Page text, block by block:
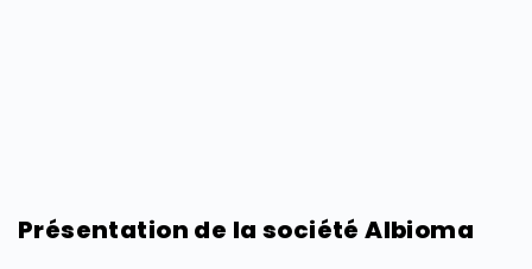
Présentation de la société Albioma